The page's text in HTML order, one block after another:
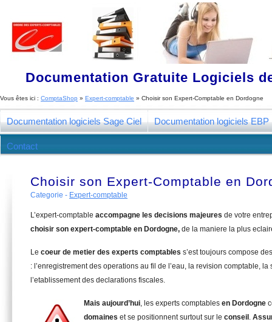
Documentation Gratuite Logiciels
Vous êtes ici : ComptaShop » Expert-comptable » Choisir son Expert-Comptable en Dordogne
Documentation logiciels Sage Ciel Documentation logiciels EBP
Contact
Choisir son Expert-Comptable en
Categorie - Expert-comptable
L’expert-comptable accompagne les decisions majeures de votre
choisir son expert-comptable en Dordogne, de la maniere la plus
Le coeur de metier des experts comptables s’est toujours compose
: l’enregistrement des operations au fil de l’eau, la revision comptable, la
l’etablissement des declarations fiscales.
Mais aujourd’hui, les experts comptables en Dordogne
domaines et se positionnent surtout sur le conseil .